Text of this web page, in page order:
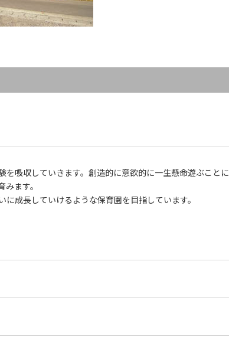
吸収していきます。創造的に意欲的に一生懸命遊ぶことに
ます。
成長していけるような保育園を目指しています。